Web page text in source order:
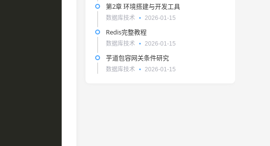
第2章 环境搭建与开发工具
数据库技术 2026-01-15
Redis完整教程
数据库技术 2026-01-15
芋道包容网关条件研究
数据库技术 2026-01-15